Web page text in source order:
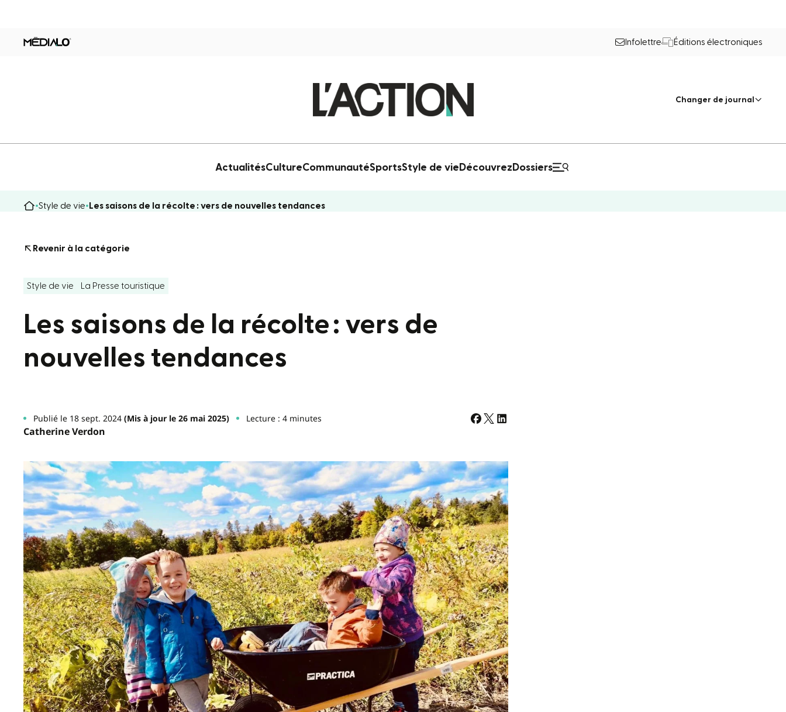
Infolettre Éditions électroniques
Changer de journal
ActualitésCultureCommunautéSportsStyle de vie Découvrez Dossiers
Style de vie Les saisons de la récolte : vers de nouvelles tendances
Revenir à la catégorie
Style de vie La Presse touristique
Les saisons de la récolte : vers de
nouvelles tendances
Publié le 18 sept. 2024(Mis à jour le 26 mai 2025) Lecture : 4 minutes
Catherine Verdon